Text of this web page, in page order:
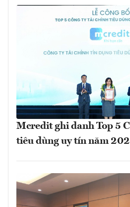
Mcredit ghi danh Top 5
tiêu dùng uy tín năm